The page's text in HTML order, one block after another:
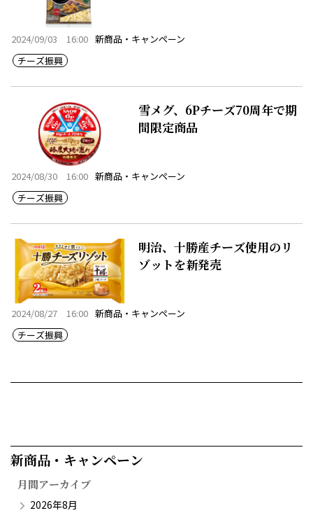
2024/09/03 16:00 新商品・キャンペーン
チーズ振興
雪メグ、6Pチーズ70周年で期
間限定商品
2024/08/30 16:00 新商品・キャンペーン
チーズ振興
明治、十勝産チーズ使用のリ
ゾットを新発売
2024/08/27 16:00 新商品・キャンペーン
チーズ振興
新商品・キャンペーン​
月間アーカイブ
2026年8月